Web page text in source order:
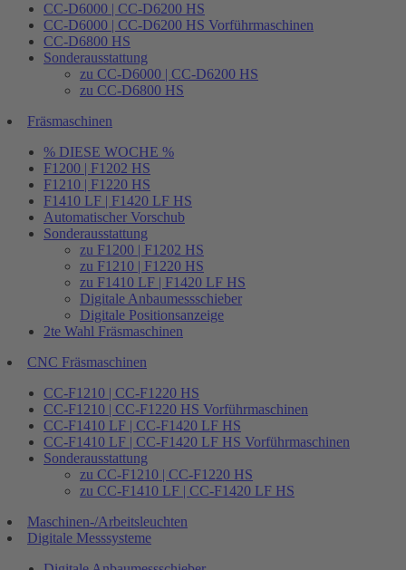
CC-D6000 | CC-D6200 HS
CC-D6000 | CC-D6200 HS Vorführmaschinen
CC-D6800 HS
Sonderausstattung
zu CC-D6000 | CC-D6200 HS
zu CC-D6800 HS
Fräsmaschinen
% DIESE WOCHE %
F1200 | F1202 HS
F1210 | F1220 HS
F1410 LF | F1420 LF HS
Automatischer Vorschub
Sonderausstattung
zu F1200 | F1202 HS
zu F1210 | F1220 HS
zu F1410 LF | F1420 LF HS
Digitale Anbaumessschieber
Digitale Positionsanzeige
2te Wahl Fräsmaschinen
CNC Fräsmaschinen
CC-F1210 | CC-F1220 HS
CC-F1210 | CC-F1220 HS Vorführmaschinen
CC-F1410 LF | CC-F1420 LF HS
CC-F1410 LF | CC-F1420 LF HS Vorführmaschinen
Sonderausstattung
zu CC-F1210 | CC-F1220 HS
zu CC-F1410 LF | CC-F1420 LF HS
Maschinen-/Arbeitsleuchten
Digitale Messsysteme